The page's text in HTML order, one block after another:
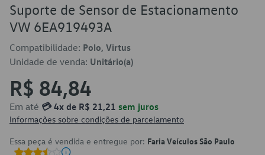
Suporte de Sensor de Estacionamento
VW 6EA919493A
Compatibilidade: Polo, Virtus
Unidade de venda: Unitário(a)
R$ 84,84
Em até 💳 4x de R$ 21,21 sem juros
Informações sobre condições de parcelamento
Essa peça é vendida e entregue por: Faria Veículos São Paulo